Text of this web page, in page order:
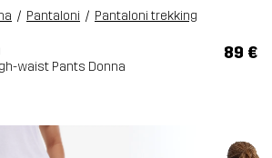
Pantaloni Pantaloni trekking
waist Pants Donna
89 €